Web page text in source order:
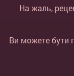
На жаль,
Ви можете бути